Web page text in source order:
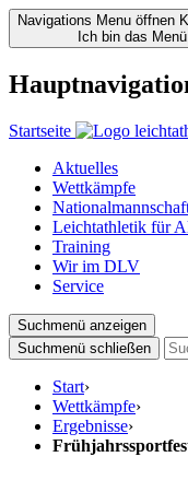
Navigations Menu öffnen
Ich bin das
Startseite
Aktuelles
Wettkämpfe
Leichtathletik für
Training
Wir im DLV
Service
Suchmenü anzeigen
Suchmenü schließen
Start›
Wettkämpfe›
Ergebnisse›